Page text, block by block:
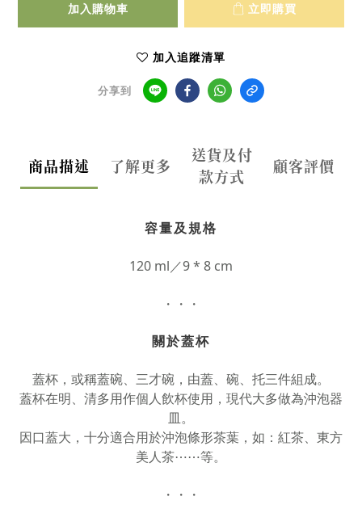
加入購物車 立即購買
加入追蹤清單
分享到
商品描述 了解更多
送貨及付
款方式
顧客評價
容量及規格
120 ml／9 * 8 cm
・・・
關於蓋杯
蓋杯，或稱蓋碗、三才碗，由蓋、碗、托三件組成。
蓋杯在明、清多用作個人飲杯使用，現代大多做為沖泡器
皿。
因口蓋大，十分適合用於沖泡條形茶葉，如：紅茶、東方
美人茶⋯⋯等。
・・・